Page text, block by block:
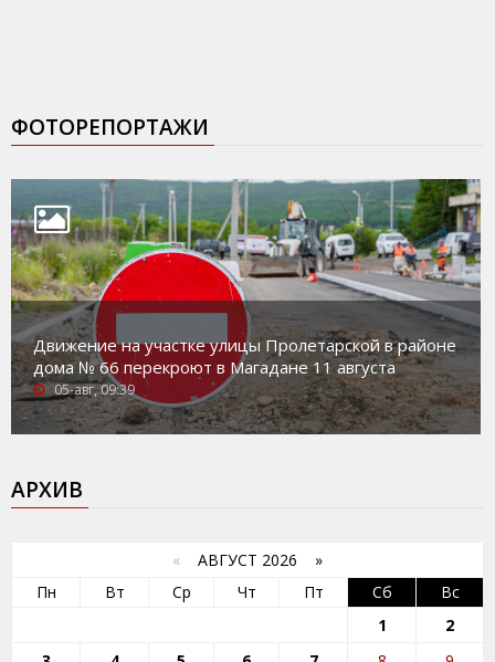
ФОТОРЕПОРТАЖИ
Движение на участке улицы Пролетарской в районе
дома № 66 перекроют в Магадане 11 августа
05-авг, 09:39
АРХИВ
« АВГУСТ 2026 »
Пн
Вт Ср Чт Пт Сб
Вс
1
2